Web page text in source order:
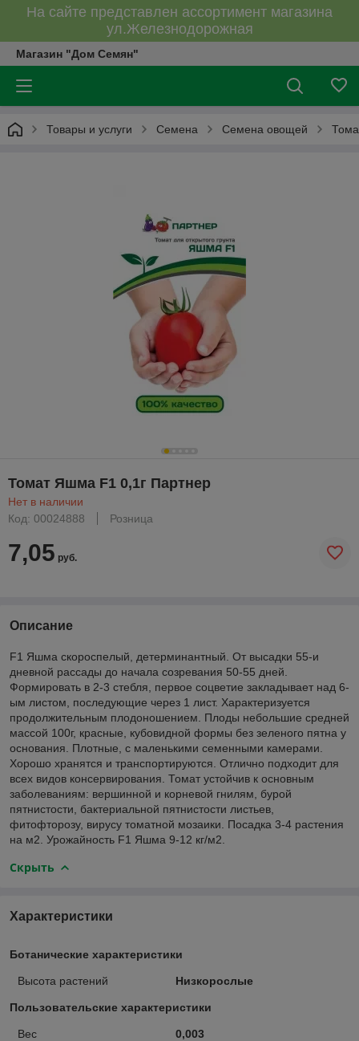
На сайте представлен ассортимент магазина
ул.Железнодорожная
Магазин "Дом Семян"
Товары и услуги Семена Семена овощей
Томат Яшма F1 0,1г Партнер
Нет в наличии
Код: 00024888
Розница
7,05 руб.
Описание
F1 Яшма скороспелый, детерминантный. От высадки 55-и
дневной рассады до начала созревания 50-55 дней.
Формировать в 2-3 стебля, первое соцветие закладывает над 6-
ым листом, последующие через 1 лист. Характеризуется
продолжительным плодоношением. Плоды небольшие средней
массой 100г, красные, кубовидной формы без зеленого пятна у
основания. Плотные, с маленькими семенными камерами.
Хорошо хранятся и транспортируются. Отлично подходит для
всех видов консервирования. Томат устойчив к основным
заболеваниям: вершинной и корневой гнилям, бурой
пятнистости, бактериальной пятнистости листьев,
фитофторозу, вирусу томатной мозаики. Посадка 3-4 растения
на м2. Урожайность F1 Яшма 9-12 кг/м2.
Скрыть
Характеристики
Ботанические характеристики
Высота растений Низкорослые
Пользовательские характеристики
Вес
0,003